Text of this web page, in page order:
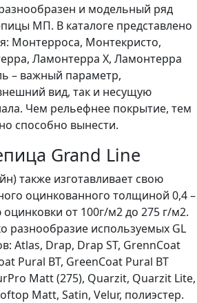
и модельный ряд
МП. В каталоге представлено
Монтерроса, Монтекристо,
Ламонтерра Х, Ламонтерра
– важный параметр,
вид, так и несущую
Чем рельефнее покрытие, тем
способно вынести.
Grand Line
также изготавливает свою
оцинкованного толщиной 0,4 –
от 100г/м2 до 275 г/м2.
разнообразие используемых GL
Atlas, Drap, Drap ST, GrennCoat
Pural BT, GreenCoat Pural BT
Matt (275), Quarzit, Quarzit Lite,
Matt, Satin, Velur, полиэстер.